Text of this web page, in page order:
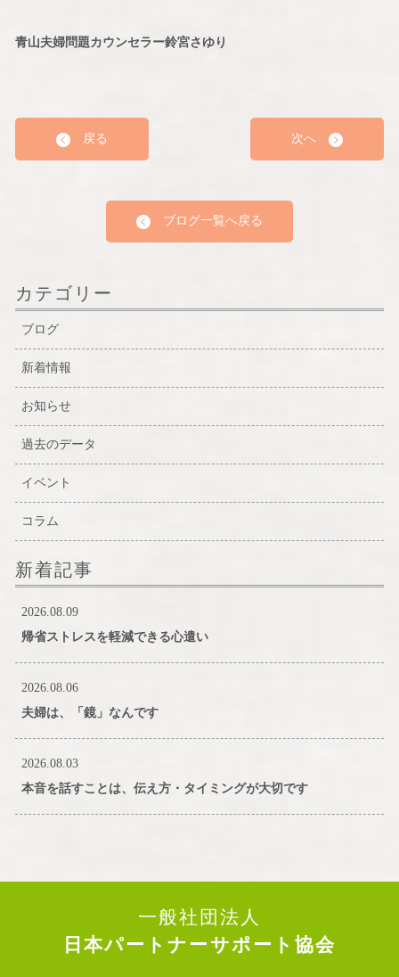
青山夫婦問題カウンセラー鈴宮さゆり
戻る 次へ
ブログ一覧へ戻る
カテゴリー
ブログ
新着情報
お知らせ
過去のデータ
イベント
コラム
新着記事
2026.08.09
帰省ストレスを軽減できる心遣い
2026.08.06
夫婦は、「鏡」なんです
2026.08.03
本音を話すことは、伝え方・タイミングが大切です
一般社団法人
日本パートナーサポート協会